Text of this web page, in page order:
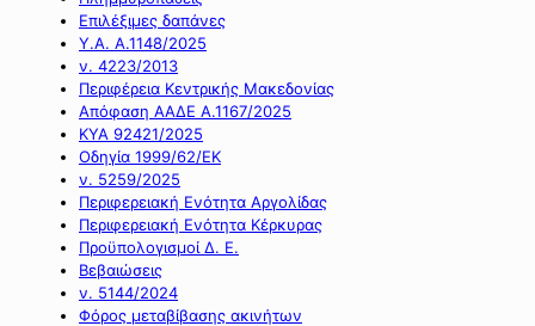
Επιλέξιμες δαπάνες
Υ.Α. Α.1148/2025
ν. 4223/2013
Περιφέρεια Κεντρικής Μακεδονίας
Απόφαση ΑΑΔΕ Α.1167/2025
ΚΥΑ 92421/2025
Οδηγία 1999/62/ΕΚ
ν. 5259/2025
Περιφερειακή Ενότητα Αργολίδας
Περιφερειακή Ενότητα Κέρκυρας
Προϋπολογισμοί Δ. Ε.
Βεβαιώσεις
ν. 5144/2024
Φόρος μεταβίβασης ακινήτων